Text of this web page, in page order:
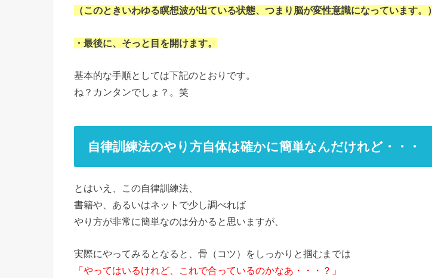
（このときいわゆる瞑想波が出ている状態、つまり脳が変性意識になっています。）
・最後に、そっと目を開けます。
基本的な手順としては下記のとおりです。
ね？カンタンでしょ？。笑
自律訓練法のやり方自体は確かに簡単なんだけれど・・・
とはいえ、この自律訓練法、
書籍や、あるいはネットで少し調べれば
やり方が非常に簡単なのは分かると思いますが、
実際にやってみるとなると、骨（コツ）をしっかりと掴むまでは
「やってはいるけれど、これで合っているのかなあ・・・？」